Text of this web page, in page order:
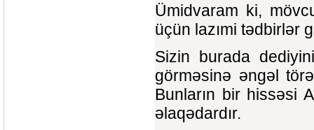
Ümidvaram ki,
üçün lazımi tədbirlər
Sizin burada
görməsinə əngəl
Bunların bir hissəsi
əlaqədardır.